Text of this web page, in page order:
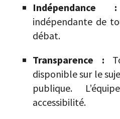
Indépendance :
indépendante de
débat.
Transparence :
disponible sur le
publique.
accessibilité.